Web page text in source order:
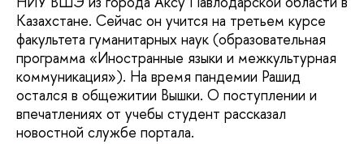
Казахстане. Сейчас он учится на третьем курсе
факультета гуманитарных наук (образовательная
программа «Иностранные языки и межкультурная
коммуникация»). На время пандемии Рашид
остался в общежитии Вышки. О поступлении и
впечатлениях от учебы студент рассказал
новостной службе портала.